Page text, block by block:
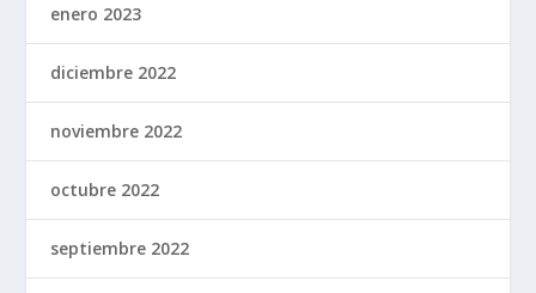
enero 2023
diciembre 2022
noviembre 2022
octubre 2022
septiembre 2022